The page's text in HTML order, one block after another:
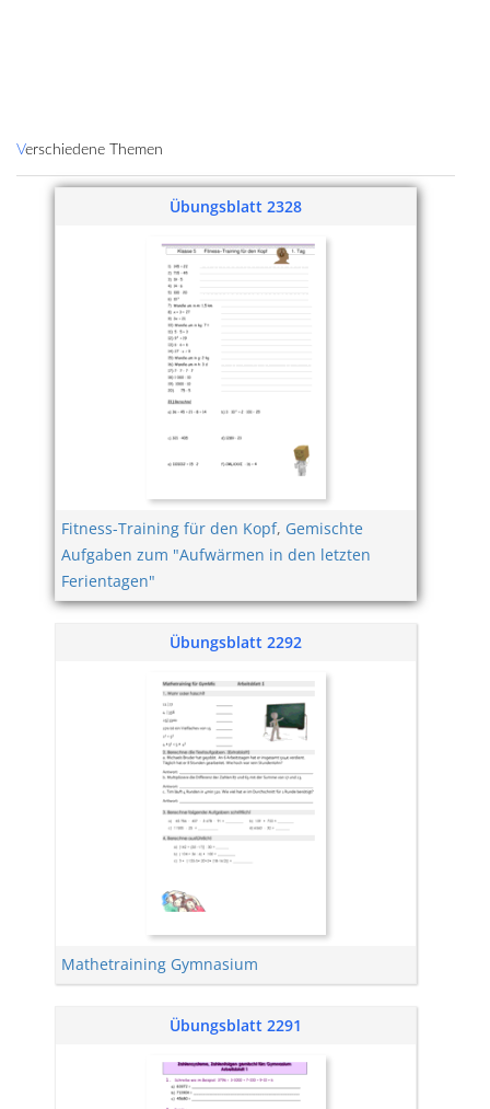
Verschiedene Themen
Übungsblatt 2328
Fitness-Training für den Kopf, Gemischte
Aufgaben zum "Aufwärmen in den letzten
Ferientagen"
Übungsblatt 2292
Mathetraining Gymnasium
Übungsblatt 2291